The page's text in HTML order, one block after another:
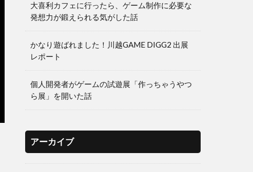
大喜利カフェに行ったら、ゲーム制作に必要な
発想力が鍛えられる気がした話
かなり遊ばれました！川越GAME DIGG2 出展
レポート
個人開発者がゲームの試遊展「作っちゃうやつ
ら展」を開いた話
アーカイブ